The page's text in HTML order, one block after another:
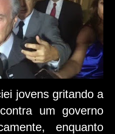
jovens gritando a
um governo
enquanto